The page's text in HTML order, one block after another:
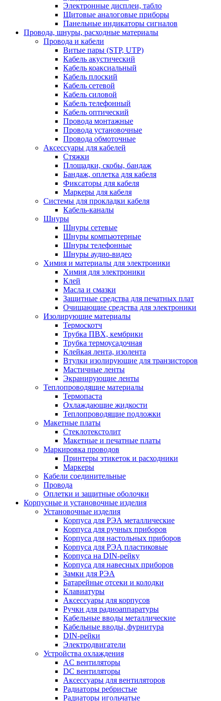
Электронные дисплеи, табло
Щитовые аналоговые приборы
Панельные индикаторы сигналов
Провода, шнуры, расходные материалы
Провода и кабели
Витые пары (STP, UTP)
Кабель акустический
Кабель коаксиальный
Кабель плоский
Кабель сетевой
Кабель силовой
Кабель телефонный
Кабель оптический
Провода монтажные
Провода установочные
Провода обмоточные
Аксессуары для кабелей
Стяжки
Площадки, скобы, бандаж
Бандаж, оплетка для кабеля
Фиксаторы для кабеля
Маркеры для кабеля
Системы для прокладки кабеля
Кабель-каналы
Шнуры
Шнуры сетевые
Шнуры компьютерные
Шнуры телефонные
Шнуры аудио-видео
Химия и материалы для электроники
Химия для электроники
Клей
Масла и смазки
Защитные средства для печатных плат
Очищающие средства для электроники
Изолирующие материалы
Термоскотч
Трубка ПВХ, кембрики
Трубка термоусадочная
Клейкая лента, изолента
Втулки изолирующие для транзисторов
Мастичные ленты
Экранирующие ленты
Теплопроводящие материалы
Термопаста
Охлаждающие жидкости
Теплопроводящие подложки
Макетные платы
Стеклотекстолит
Макетные и печатные платы
Маркировка проводов
Принтеры этикеток и расходники
Маркеры
Кабели соединительные
Провода
Оплетки и защитные оболочки
Корпусные и установочные изделия
Установочные изделия
Корпуса для РЭА металлические
Корпуса для ручных приборов
Корпуса для настольных приборов
Корпуса для РЭА пластиковые
Корпуса на DIN-рейку
Корпуса для навесных приборов
Замки для РЭА
Батарейные отсеки и колодки
Клавиатуры
Аксессуары для корпусов
Ручки для радиоаппаратуры
Кабельные вводы металлические
Кабельные вводы, фурнитура
DIN-рейки
Электродвигатели
Устройства охлаждения
AC вентиляторы
DC вентиляторы
Аксессуары для вентиляторов
Радиаторы ребристые
Радиаторы игольчатые